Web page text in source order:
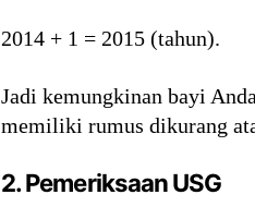
2014 + 1 = 2015 (tahun).
Jadi kemungkinan bayi
memiliki rumus dikurang
2. Pemeriksaan USG